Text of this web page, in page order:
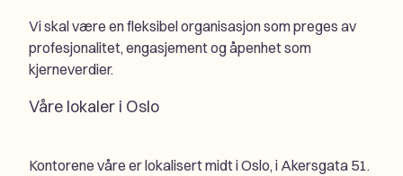
Vi skal være en fleksibel organisasjon som preges av
profesjonalitet, engasjement og åpenhet som
kjerneverdier.
Våre lokaler i Oslo
Kontorene våre er lokalisert midt i Oslo, i Akersgata 51.